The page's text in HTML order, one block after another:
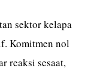
sektor kelapa
Komitmen nol
reaksi sesaat,